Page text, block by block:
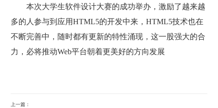
本次大学生软件设计大赛的成功举办，激励了越来越
多的人参与到应用HTML5的开发中来，HTML5技术也在
不断完善中，随时都有更新的特性涌现，这一股强大的合
力，必将推动Web平台朝着更美好的方向发展
上一篇：